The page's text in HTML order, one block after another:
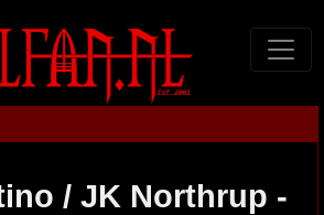
/ JK Northrup -